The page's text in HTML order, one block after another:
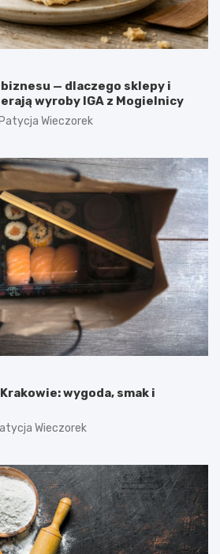
— dlaczego sklepy i
wyroby IGA z Mogielnicy
Patycja Wieczorek
wygoda, smak i
Wieczorek